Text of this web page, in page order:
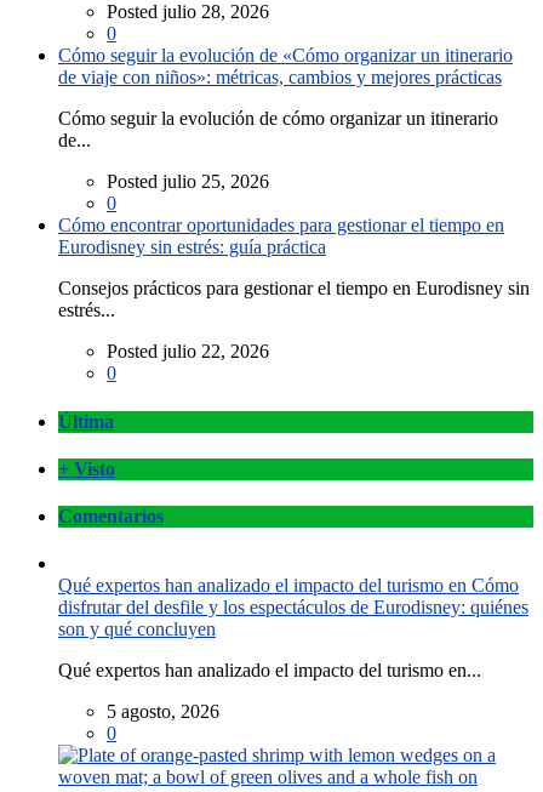
Posted julio 28, 2026
0
Cómo seguir la evolución de «Cómo organizar un itinerario
de viaje con niños»: métricas, cambios y mejores prácticas
Cómo seguir la evolución de cómo organizar un itinerario
de...
Posted julio 25, 2026
0
Cómo encontrar oportunidades para gestionar el tiempo en
Eurodisney sin estrés: guía práctica
Consejos prácticos para gestionar el tiempo en Eurodisney sin
estrés...
Posted julio 22, 2026
0
Última
+ Visto
Comentarios
Qué expertos han analizado el impacto del turismo en Cómo
disfrutar del desfile y los espectáculos de Eurodisney: quiénes
son y qué concluyen
Qué expertos han analizado el impacto del turismo en...
5 agosto, 2026
0